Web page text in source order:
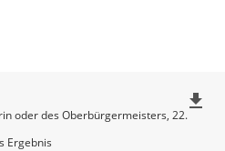
oder des Oberbürgermeisters, 22.
Ergebnis
file_download